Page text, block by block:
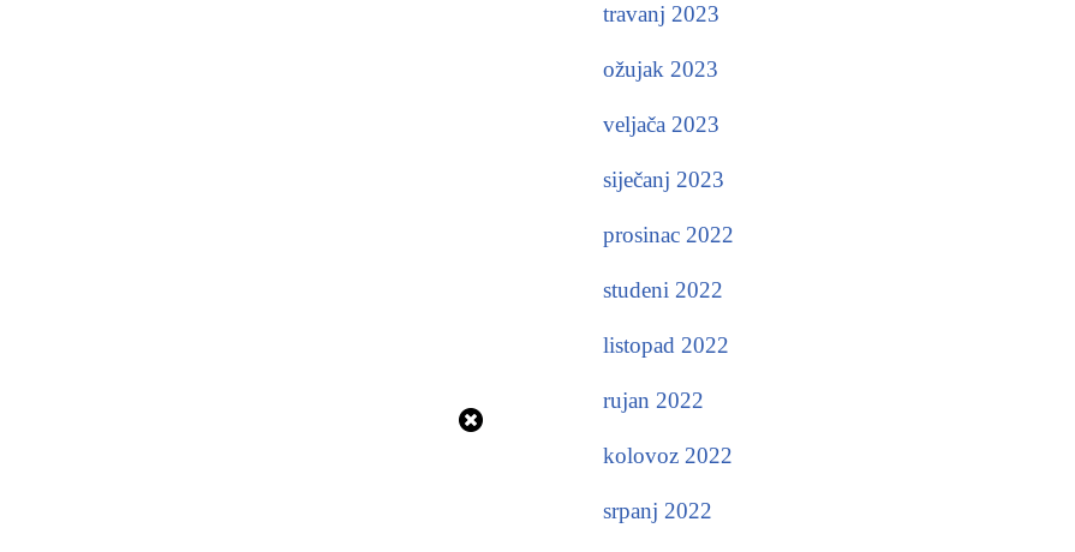
travanj 2023
ožujak 2023
veljača 2023
siječanj 2023
prosinac 2022
studeni 2022
listopad 2022
rujan 2022
kolovoz 2022
srpanj 2022